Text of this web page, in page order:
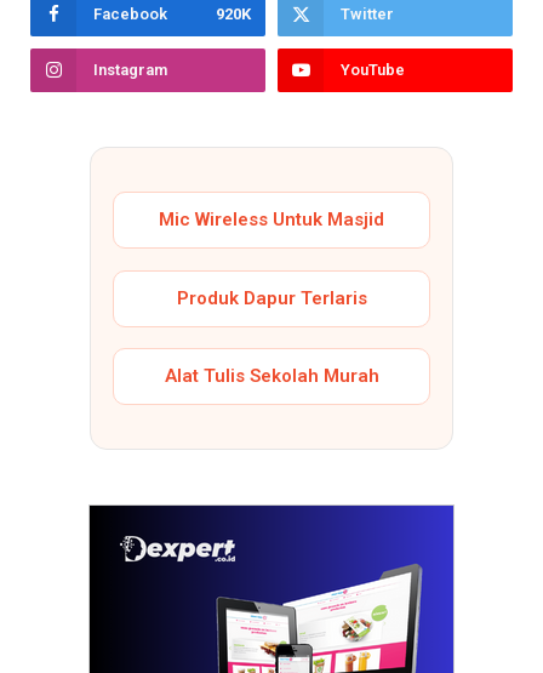
Facebook 920K Twitter
Instagram YouTube
Mic Wireless Untuk Masjid
Produk Dapur Terlaris
Alat Tulis Sekolah Murah